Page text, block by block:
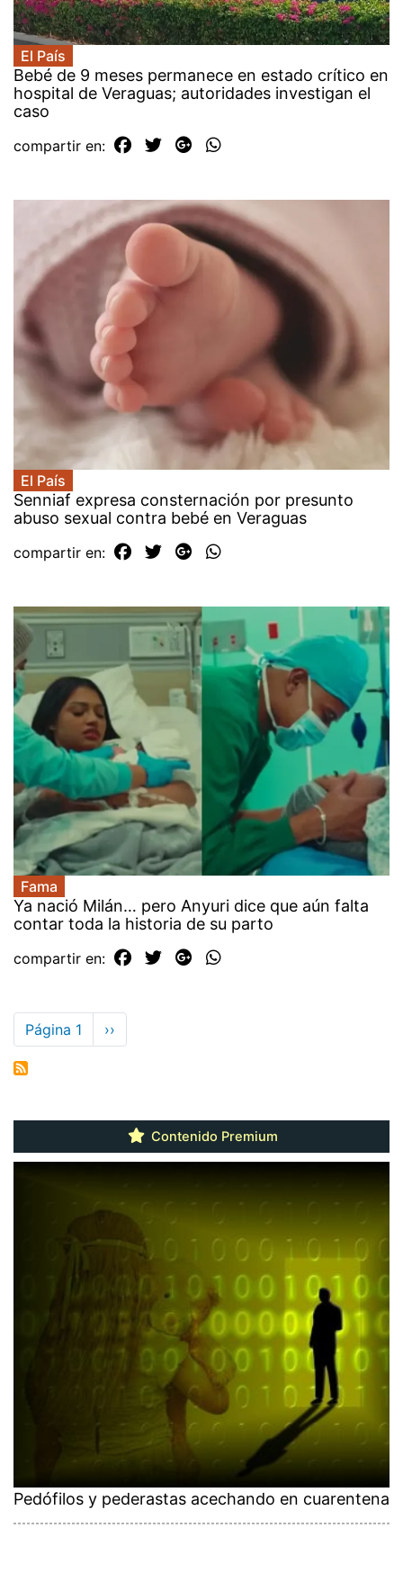
El País
Bebé de 9 meses permanece en estado crítico en
hospital de Veraguas; autoridades investigan el
caso
compartir en:
El País
Senniaf expresa consternación por presunto
abuso sexual contra bebé en Veraguas
compartir en:
Fama
Ya nació Milán… pero Anyuri dice que aún falta
contar toda la historia de su parto
compartir en:
Paginación
Página 1
Siguiente
página
››
Contenido Premium
Pedófilos y pederastas acechando en cuarentena